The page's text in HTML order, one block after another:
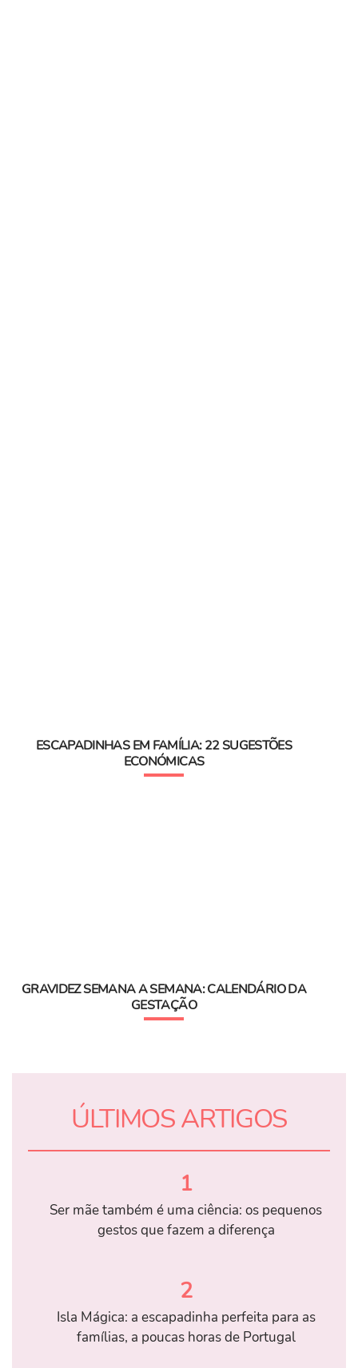
ESCAPADINHAS EM FAMÍLIA: 22 SUGESTÕES
ECONÓMICAS
GRAVIDEZ SEMANA A SEMANA: CALENDÁRIO DA
GESTAÇÃO
ÚLTIMOS ARTIGOS
1
Ser mãe também é uma ciência: os pequenos
gestos que fazem a diferença
2
Isla Mágica: a escapadinha perfeita para as
famílias, a poucas horas de Portugal